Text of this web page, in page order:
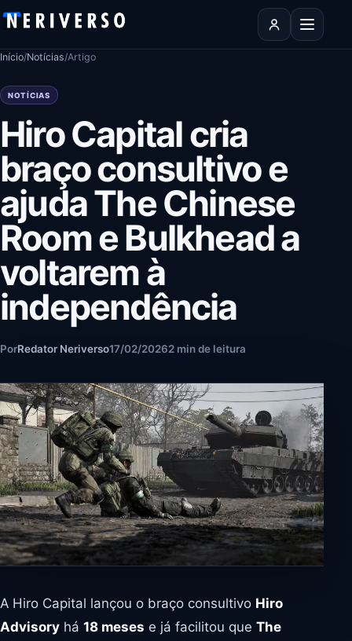
Pular para o conteúdo
Abrir
Início/Notícias/Artigo
NOTÍCIAS
Hiro Capital cria
braço consultivo e
ajuda The Chinese
Room e Bulkhead a
voltarem à
independência
PorRedator Neriverso17/02/20262 min de leitura
A Hiro Capital lançou o braço consultivo Hiro
Advisory há 18 meses e já facilitou que The